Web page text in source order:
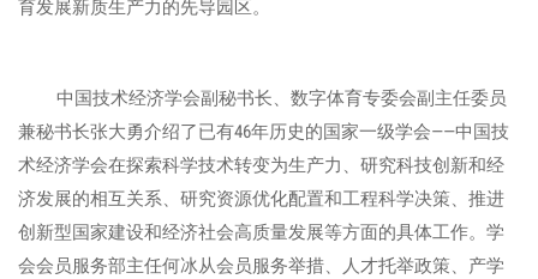
育发展新质生产力的先导园区。
中国技术经济学会副秘书长、数字体育专委会副主任委员
兼秘书长张大勇介绍了已有46年历史的国家一级学会——中国技
术经济学会在探索科学技术转变为生产力、研究科技创新和经
济发展的相互关系、研究资源优化配置和工程科学决策、推进
创新型国家建设和经济社会高质量发展等方面的具体工作。学
会会员服务部主任何冰从会员服务举措、人才托举政策、产学